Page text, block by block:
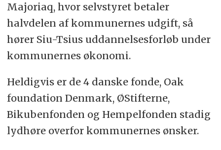
Majoriaq, hvor selvstyret betaler
halvdelen af kommunernes udgift, så
hører Siu-Tsius uddannelsesforløb under
kommunernes økonomi.
Heldigvis er de 4 danske fonde, Oak
foundation Denmark, ØStifterne,
Bikubenfonden og Hempelfonden stadig
lydhøre overfor kommunernes ønsker.